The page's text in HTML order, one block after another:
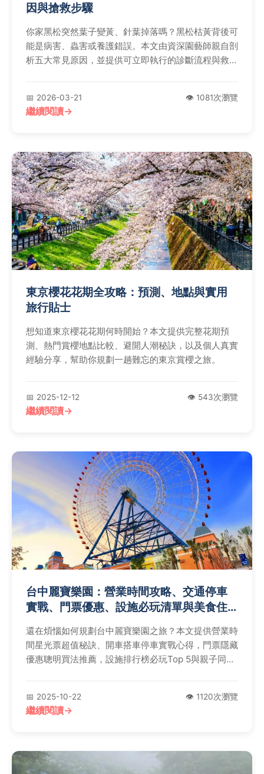
因與搶救步驟
你家黑松突然葉子變黃、針葉掉落嗎？黑松枯黃背後可
能是病害、蟲害或養護錯誤。本文由資深園藝師親自剖
析五大常見原因，並提供可立即執行的診斷流程與救治
📅 2026-03-21 👁️ 1081次瀏覽
繼續閱讀
東京櫻花花期全攻略：預測、地點與實用
旅行貼士
想知道東京櫻花花期何時開始？本文提供完整花期預
測、熱門賞櫻地點比較、避開人潮秘訣，以及個人真實
經驗分享，幫助你規劃一趟難忘的東京賞櫻之旅。
📅 2025-12-12 👁️ 543次瀏覽
繼續閱讀
台中麗寶樂園：營業時間攻略、交通停車
實戰、門票優惠、設施必玩清單與美食住
還在煩惱如何規劃台中麗寶樂園之旅？本文提供營業時
間星光票超值秘訣、開車搭車停車實戰心得，門票隱藏
優惠聰明買法推薦，設施排行榜必玩Top 5與親子同樂
惑！
📅 2025-10-22 👁️ 1120次瀏覽
繼續閱讀